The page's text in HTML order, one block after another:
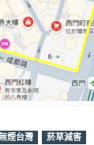
煙台灣 菸草減害